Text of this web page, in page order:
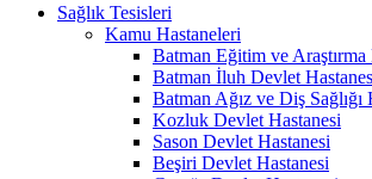
Sağlık Tesisleri
Kamu Hastaneleri
Batman Eğitim ve Araştırma
Batman İluh Devlet
Batman Ağız ve Diş Sağlığı
Kozluk Devlet Hastanesi
Sason Devlet Hastanesi
Beşiri Devlet Hastanesi